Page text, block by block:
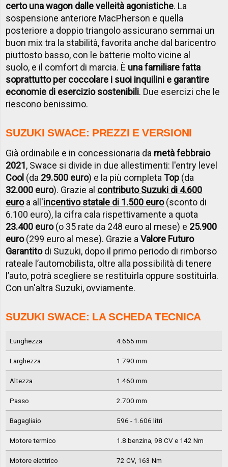
certo una wagon dalle velleità agonistiche. La
sospensione anteriore MacPherson e quella
posteriore a doppio triangolo assicurano semmai un
buon mix tra la stabilità, favorita anche dal baricentro
piuttosto basso, con le batterie molto vicine al
suolo, e il comfort di marcia. È una familiare fatta
soprattutto per coccolare i suoi inquilini e garantire
economie di esercizio sostenibili. Due esercizi che le
riescono benissimo.
SUZUKI SWACE: PREZZI E VERSIONI
Già ordinabile e in concessionaria da metà febbraio
2021, Swace si divide in due allestimenti: l'entry level
Cool (da 29.500 euro) e la più completaTop (da
32.000 euro). Grazie al contributo Suzuki di 4.600
euroa all 'incentivo statale di 1.500 euro(sconto di
6.100 euro), la cifra cala rispettivamente a quota
23.400 euro(o 35 rate da 248 euro al mese) e 25.900
euro(299 euro al mese). Grazie aValore Futuro
Garantitodi Suzuki, dopo il primo periodo di rimborso
rateale l’automobilista, oltre alla possibilità di tenere
l’auto, potrà scegliere se restituirla oppure sostituirla.
Con un'altra Suzuki, ovviamente.
SUZUKI SWACE: LA SCHEDA TECNICA
Lunghezza 4.655 mm
Larghezza 1.790 mm
Altezza 1.460 mm
Passo 2.700 mm
Bagagliaio 596 - 1.606 litri
Motore termico 1.8 benzina, 98 CV e 142 Nm
Motore elettrico 72 CV, 163 Nm